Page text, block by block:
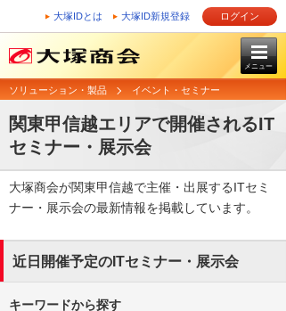
大塚IDとは 大塚ID新規登録 ログイン
メニュー
ソリューション・製品 イベント・セミナー
関東甲信越エリアで開催されるIT
セミナー・展示会
大塚商会が関東甲信越で主催・出展するITセミ
ナー・展示会の最新情報を掲載しています。
近日開催予定のITセミナー・展示会
キーワードから探す